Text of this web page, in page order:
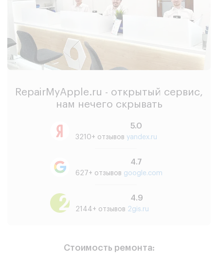
RepairMyApple.ru - открытый сервис,
нам нечего скрывать
5.0
3210+ отзывов yandex.ru
4.7
627+ отзывов google.com
4.9
2144+ отзывов 2gis.ru
Стоимость ремонта: